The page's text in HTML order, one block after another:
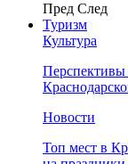
Пред След
Туризм
Культура
Перспективы
Новости
Топ мест в